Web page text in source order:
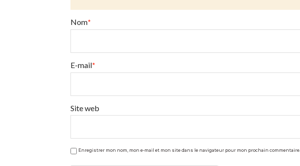
Star
et
le
Healthy
:
le
comparatif11.25.2015
Nom*
E-mail*
Site web
Enregistrer mon nom, mon e-mail et mon site dans le navigateur pour mon prochain commentaire.